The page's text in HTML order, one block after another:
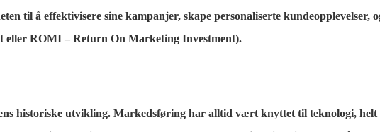
til å effektivisere sine kampanjer, skape personaliserte kundeopplevelser,
eller ROMI – Return On Marketing Investment).
historiske utvikling. Markedsføring har alltid vært knyttet til teknologi, helt